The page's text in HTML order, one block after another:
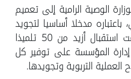
الوصية الرامية إلى تعميم
باعتباره مدخلا أساسيا لتجويد
المنظومة التربوية، تمت استقبال أزيد من 50 تلميذا
المؤسسة على توفير كل
العملية التربوية وتجويدها.